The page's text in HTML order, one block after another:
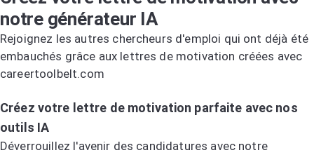
notre générateur IA
Rejoignez les autres chercheurs d'emploi qui ont déjà été
embauchés grâce aux lettres de motivation créées avec
careertoolbelt.com
Créez votre lettre de motivation parfaite avec nos
outils IA
Déverrouillez l'avenir des candidatures avec notre